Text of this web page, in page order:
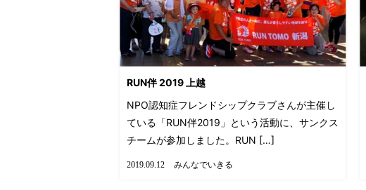
RUN伴 2019 上越
NPO認知症フレンドシップクラブさんが主催し
ている「RUN伴2019」という活動に、サンクス
チームが参加しました。RUN […]
2019.09.12 みんなでいきる